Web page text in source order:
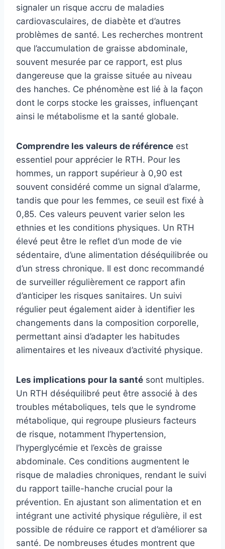
signaler un risque accru de maladies
cardiovasculaires, de diabète et d’autres
problèmes de santé. Les recherches montrent
que l’accumulation de graisse abdominale,
souvent mesurée par ce rapport, est plus
dangereuse que la graisse située au niveau
des hanches. Ce phénomène est lié à la façon
dont le corps stocke les graisses, influençant
ainsi le métabolisme et la santé globale.
Comprendre les valeurs de référence est
essentiel pour apprécier le RTH. Pour les
hommes, un rapport supérieur à 0,90 est
souvent considéré comme un signal d’alarme,
tandis que pour les femmes, ce seuil est fixé à
0,85. Ces valeurs peuvent varier selon les
ethnies et les conditions physiques. Un RTH
élevé peut être le reflet d’un mode de vie
sédentaire, d’une alimentation déséquilibrée ou
d’un stress chronique. Il est donc recommandé
de surveiller régulièrement ce rapport afin
d’anticiper les risques sanitaires. Un suivi
régulier peut également aider à identifier les
changements dans la composition corporelle,
permettant ainsi d’adapter les habitudes
alimentaires et les niveaux d’activité physique.
Les implications pour la santé sont multiples.
Un RTH déséquilibré peut être associé à des
troubles métaboliques, tels que le syndrome
métabolique, qui regroupe plusieurs facteurs
de risque, notamment l’hypertension,
l’hyperglycémie et l’excès de graisse
abdominale. Ces conditions augmentent le
risque de maladies chroniques, rendant le suivi
du rapport taille-hanche crucial pour la
prévention. En ajustant son alimentation et en
intégrant une activité physique régulière, il est
possible de réduire ce rapport et d’améliorer sa
santé. De nombreuses études montrent que